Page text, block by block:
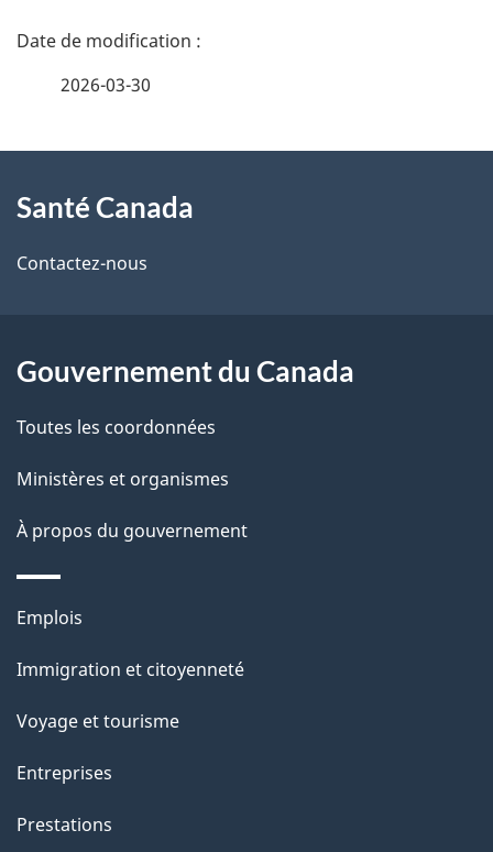
D
i
l
d
e
p
a
2026-03-30
propos
de
site
Santé Canada
Contactez-nous
Gouvernement du Canada
Toutes les coordonnées
Ministères et organismes
À propos du gouvernement
Thèmes
sujets
Emplois
Immigration et citoyenneté
Voyage et tourisme
Entreprises
Prestations